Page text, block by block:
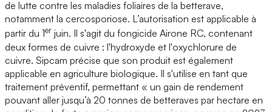
de lutte contre les maladies foliaires de la betterave,
notamment la cercosporiose. L’autorisation est applicable à
partir du 1er juin. Il s'agit du fongicide Airone RC, contenant
deux formes de cuivre : l'hydroxyde et l'oxychlorure de
cuivre. Sipcam précise que son produit est également
applicable en agriculture biologique. Il s'utilise en tant que
traitement préventif, permettant « un gain de rendement
pouvant aller jusqu’à 20 tonnes de betteraves par hectare en